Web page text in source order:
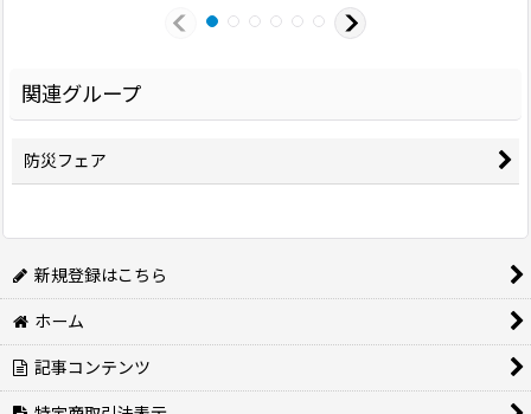
関連グループ
防災フェア
新規登録はこちら
ホーム
記事コンテンツ